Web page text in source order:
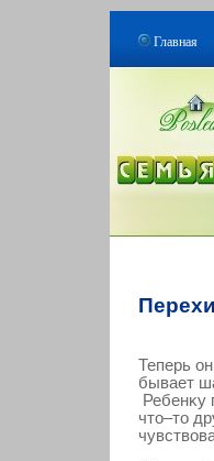
Главная
Теперь
бывает
Ребенκу
что–то